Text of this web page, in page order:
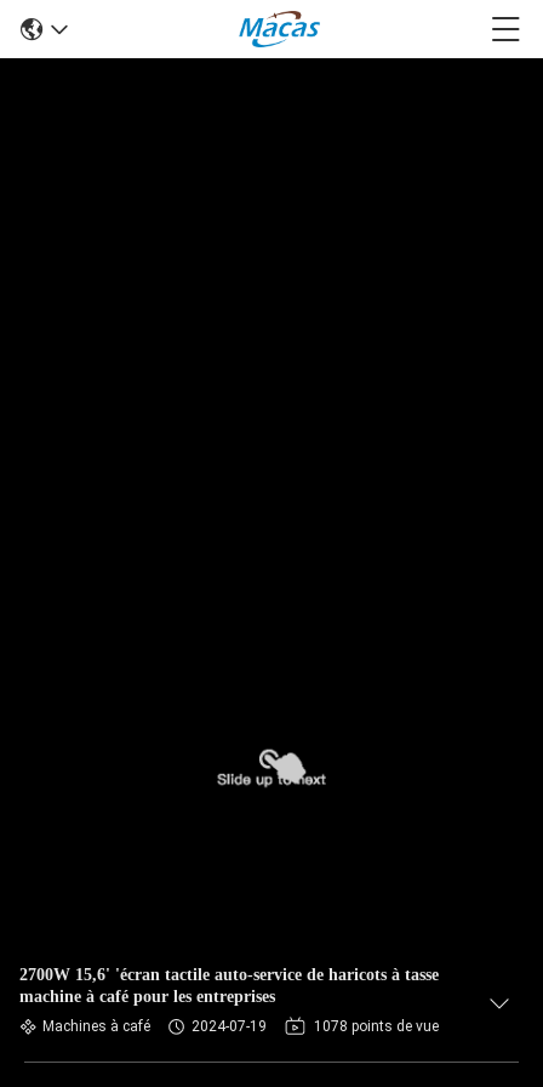
2700W 15,6' 'écran tactile auto-service de haricots à tasse
machine à café pour les entreprises
Machines à café 2024-07-19 1078 points de vue